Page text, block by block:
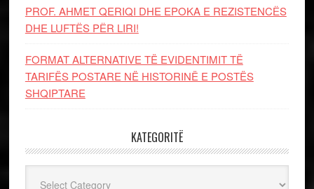
PROF. AHMET QERIQI DHE EPOKA E REZISTENCЁS
DHE LUFTЁS PЁR LIRI!
FORMAT ALTERNATIVE TË EVIDENTIMIT TË
TARIFËS POSTARE NË HISTORINË E POSTËS
SHQIPTARE
KATEGORITË